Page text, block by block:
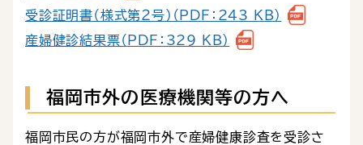
受診証明書（様式第２号）（PDF：243 KB）
産婦健診結果票（PDF：329 KB）
福岡市外の医療機関等の方へ
福岡市民の方が福岡市外で産婦健康診査を受診さ